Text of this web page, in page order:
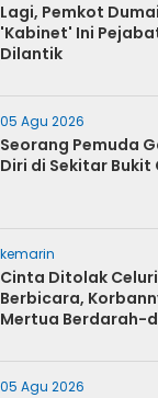
Lagi, Pemkot
'Kabinet' Ini
Dilantik
05 Agu 2026
Seorang Pemuda
Diri di Sekitar Bukit
kemarin
Cinta Ditolak
Berbicara,
Mertua Berdarah-
05 Agu 2026